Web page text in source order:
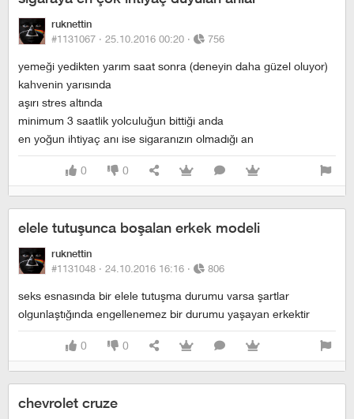
ruknettin
#1131067 · 25.10.2016 00:20 · 756
yemeği yedikten yarım saat sonra (deneyin daha güzel oluyor)
kahvenin yarısında
aşırı stres altında
minimum 3 saatlik yolculuğun bittiği anda
en yoğun ihtiyaç anı ise sigaranızın olmadığı an
0 0
elele tutuşunca boşalan erkek modeli
ruknettin
#1131048 · 24.10.2016 16:16 · 806
seks esnasında bir elele tutuşma durumu varsa şartlar
olgunlaştığında engellenemez bir durumu yaşayan erkektir
0 0
chevrolet cruze